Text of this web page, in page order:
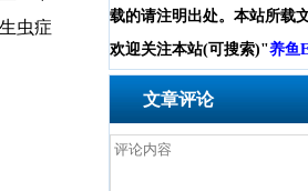
虫症
载的请注明出处。本站所载
欢迎关注本站(可搜索)"养鱼
文章评论